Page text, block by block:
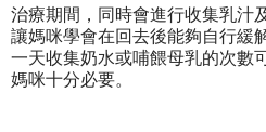
治療期間，同時會進行收集乳汁
讓媽咪學會在回去後能夠自行緩
一天收集奶水或哺餵母乳的次數
媽咪十分必要。